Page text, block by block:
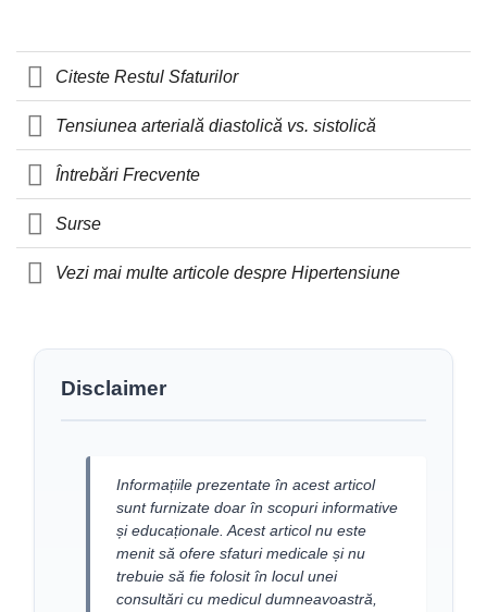
Citeste Restul Sfaturilor
Tensiunea arterială diastolică vs. sistolică
Întrebări Frecvente
Surse
Vezi mai multe articole despre Hipertensiune
Disclaimer
Informațiile prezentate în acest articol
sunt furnizate doar în scopuri informative
și educaționale. Acest articol nu este
menit să ofere sfaturi medicale și nu
trebuie să fie folosit în locul unei
consultări cu medicul dumneavoastră,